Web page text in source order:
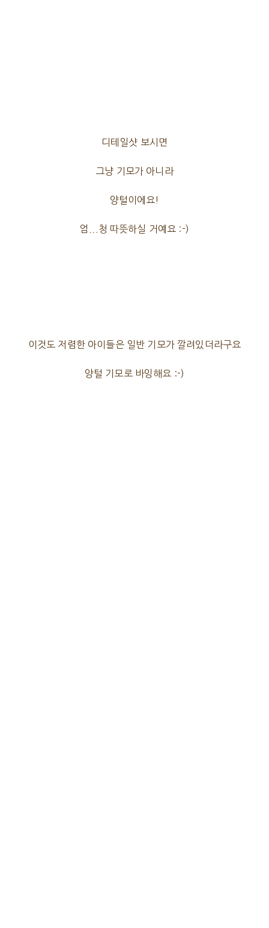
디테일샷 보시면
그냥 기모가 아니라
양털이에요!
엄...청 따뜻하실 거예요 :-)
이것도 저렴한 아이들은 일반 기모가 깔려있더라구요
양털 기모로 바잉해요 :-)